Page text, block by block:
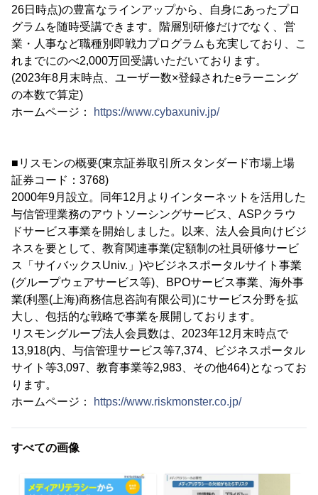
26日時点)の豊富なラインアップから、自身にあったプロ
グラムを随時受講できます。階層別研修だけでなく、営
業・人事など職種別即戦力プログラムも充実しており、こ
れまでにのべ2,000万回受講いただいております。
(2023年8月末時点、ユーザー数×登録されたeラーニング
の本数で算定)
ホームページ：
https://www.cybaxuniv.jp/
■リスモンの概要(東京証券取引所スタンダード市場上場
証券コード：3768)
2000年9月設立。同年12月よりインターネットを活用した
与信管理業務のアウトソーシングサービス、ASPクラウ
ドサービス事業を開始しました。以来、法人会員向けビジ
ネスを要として、教育関連事業(定額制の社員研修サービ
ス「サイバックスUniv.」)やビジネスポータルサイト事業
(グループウェアサービス等)、BPOサービス事業、海外事
業(利墨(上海)商務信息咨詢有限公司)にサービス分野を拡
大し、包括的な戦略で事業を展開しております。
リスモングループ法人会員数は、2023年12月末時点で
13,918(内、与信管理サービス等7,374、ビジネスポータル
サイト等3,097、教育事業等2,983、その他464)となってお
ります。
ホームページ：
https://www.riskmonster.co.jp/
すべての画像